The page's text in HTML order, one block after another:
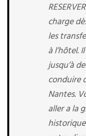
charge
les
à l’hôtel.
jusqu’à
conduire
Nantes.
aller a la